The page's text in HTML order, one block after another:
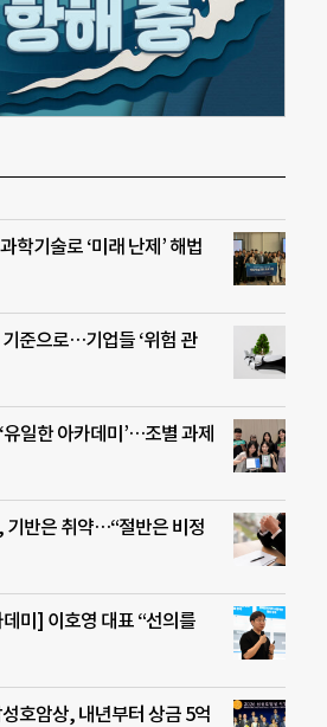
학기술로 ‘미래 난제’ 해법
준으로…기업들 ‘위험 관
일한 아카데미’…조별 과제
기반은 취약…“절반은 비정
미] 이호영 대표 “선의를
호암상, 내년부터 상금 5억